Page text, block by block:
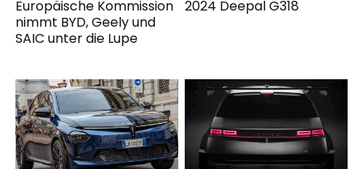
Europäische Kommission
nimmt BYD, Geely und
SAIC unter die Lupe
2024 Deepal G318